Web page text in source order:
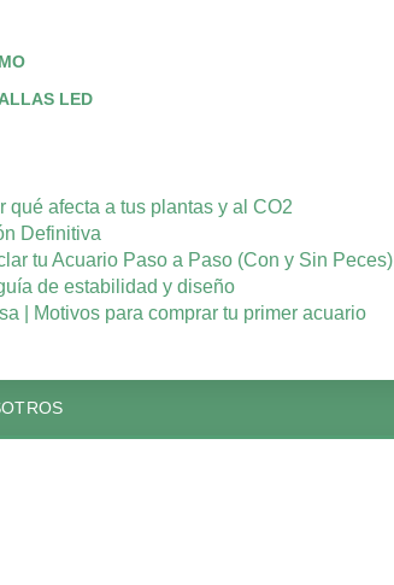
LED
afecta a tus plantas y al CO2
Definitiva
tu Acuario Paso a Paso (Con y Sin Peces)
de estabilidad y diseño
| Motivos para comprar tu primer acuario